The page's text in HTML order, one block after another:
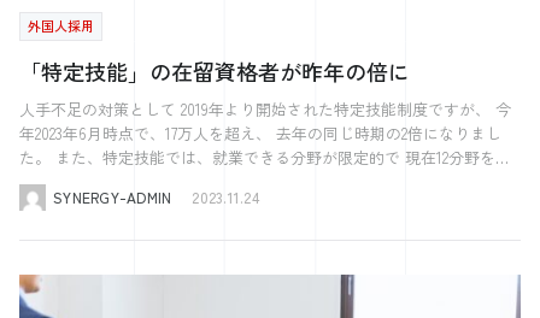
件、給与などを詳細に示すものであり、ビザ申請の核心部分をなしま
す。 書類作成の際には、正確性と明確性が求められます。特に、雇用
契約書や職務記述書には、申請者の職務内容や責任範囲を具体的かつ正
確に記載することが重要です。また、これらの書類は、申請者のビザカ
テゴリーと直接関連しているため、ビザの要件に合致していることを確
認する必要があります。 さらに、企業は書類の提出期限に注意を払わ
なければなりません。ビザ申請プロセスは時間がかかることが多いた
め、書類の準備と提出はできるだけ早めに行いましょう。遅延によりビ
ザ申請が遅れると、企業と申請者双方に不利益をもたらす可能性があり
ます。 最後に、企業は申請者との継続的なコミュニケーションを保つ
することで、ビザ申請プロセスを円滑に進めることができます。 まと
め この記事では「外国人採用を考える企業が知っておきたい就労ビザ
申請には、特定の条件が設けられています。これらの条件（例えば、雇
類や手続きを整える必要があります。 （３）法令遵守 外国人労働者の
雇用に関しては、ビザや労働許可、労働条件など、関連する法律や規制
を遵守することが不可欠です。違反すると助成金・補助金の対象外とな
る可能性があります。 （４）文化的・言語的な配慮 外国人労働者に対
しては、言語や文化の違いに配慮した職場環境の提供が必要です。これ
には、適切なコミュニケーション手段の確保や、必要に応じた日本語教
活用して外国人を採用した後も、彼らが職場にスムーズに馴染めるよ
なフィードバックやキャリア開発の機会の提供も含まれます。 （６）
ば、若年層をターゲットにする場合は、明るくて活動的な色使いや現代
す。一方で、プロフェッショナルやキャリア志向の層を対象にする場合
は、より洗練された、シンプルかつエレガントなデザインを選ぶと良い
でしょう。 デザインの選択においては、前述の「70：25：5の法則」を
応用することが効果的です。この法則によれば、ベースカラー、メイン
カラー、アクセントカラーの比率を適切に配分することで、全体的に調
和のとれたデザインを作成することができます。 また、ターゲット層
来を創るあなたへ」といった、ポジティブで前向きなメッセージは、特
に若年層に効果的です。 写真やイラストを活用した効果的なデザイン
作成 写真やイラストは、チラシの魅力を高めるための重要な要素で
が未経験から入社しているため、 スキルよりも、方向性の合った人材
を採用することに重きを置いていました。 伐採の現場は、常に複数名
のチームで動くことになります。 現場での伐採作業中はもちろん、車
での移動中も常に一緒なので、チームワークがとても重要になります。
林業は、一番労働災害が多い産業です。 お客様の要望に応える仕事を
行うことはもちろんですが、安全面にも配慮しなければなりません。
現場でどのように進めていくか、何が危ないのか、何に気をつけなけれ
ばいけないのか。 しっかりとコミュニケーションを取ることが重要で
す。 メリハリを大事にしており、仕事中のコミュニケーションはもち
す。 実際に、シナジーのサービスを導入されて、印象的だった点があ
れば、お聞かせください。 まずは、反響ですね。 これまで待つばかり
定技能者にとって重要です。 具体的な仕事内容をしっかりと説明し、
将来のポジションやキャリアのイメージを共有することで、 彼らの成
長をサポートする環境を提供することが大切です。 また、日本語能力
をもっと上げたいと感じている外国人も多いです。 日本語学習の機会
の提供は義務化されていますが、 どのような日本語学習があったら良
いのか、 しっかりとコミュニケーションを取ることが重要です。
Point④ 職場の人間関係の良好さ 良好な職場の人間関係は非常に重要
です。 定期的なミーティングや面談、さらには食事会や社員旅行など
様々な取組みを行う企業も増えてきています。 最も重要なことは、個
いることがわかるだけでも非常に嬉しいと感じるようです。
外国人採用
「特定技能」の在留資格者が昨年の倍に
人手不足の対策として 2019年より開始された特定技能制度ですが、 今
年2023年6月時点で、17万人を超え、 去年の同じ時期の2倍になりまし
た。 また、特定技能では、就業できる分野が限定的で 現在12分野を対
象としていますが、 2024年問題を受けて、政府はトラック、タクシ
ー、 バスの運転手といった自動車運送業を追加することを 検討してい
す。 これまでは新型コロナウイルスの感染拡大で 海外からの受け入れ
に制限がありましたが、 入国規制が緩和されたことで 急激に受け入れ
SYNERGY-ADMIN 2023.11.24